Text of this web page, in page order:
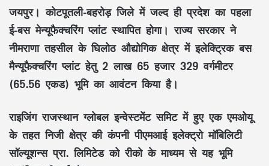
जयपुर। कोटपूतली-बहरोड़ जिले में जल्द ही प्रदेश का पहला
ई-बस मेन्यूफैक्चरिंग प्लांट स्थापित होगा। राज्य सरकार ने
नीमराणा तहसील के घिलोठ औद्योगिक क्षेत्र में इलेक्ट्रिक बस
मैन्यूफैक्चरिंग प्लांट हेतु 2 लाख 65 हजार 329 वर्गमीटर
(65.56 एकड) भूमि का आवंटन किया है।
राइजिंग राजस्थान ग्लोबल इन्वेस्टमेंट समिट में हुए एक एमओयू
के तहत निजी क्षेत्र की कंपनी पीएमआई इलेक्ट्रो मॉबिलिटी
सॉल्यूशन्स प्रा. लिमिटेड को रीको के माध्यम से यह भूमि